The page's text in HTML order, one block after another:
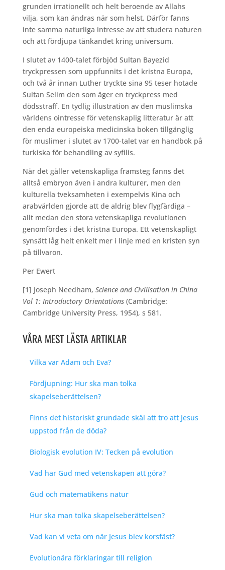
grunden irrationellt och helt beroende av Allahs
vilja, som kan ändras när som helst. Därför fanns
inte samma naturliga intresse av att studera naturen
och att fördjupa tänkandet kring universum.
I slutet av 1400-talet förbjöd Sultan Bayezid
tryckpressen som uppfunnits i det kristna Europa,
och två år innan Luther tryckte sina 95 teser hotade
Sultan Selim den som äger en tryckpress med
dödsstraff. En tydlig illustration av den muslimska
världens ointresse för vetenskaplig litteratur är att
den enda europeiska medicinska boken tillgänglig
för muslimer i slutet av 1700-talet var en handbok på
turkiska för behandling av syfilis.
När det gäller vetenskapliga framsteg fanns det
alltså embryon även i andra kulturer, men den
kulturella tveksamheten i exempelvis Kina och
arabvärlden gjorde att de aldrig blev flygfärdiga –
allt medan den stora vetenskapliga revolutionen
genomfördes i det kristna Europa. Ett vetenskapligt
synsätt låg helt enkelt mer i linje med en kristen syn
på tillvaron.
Per Ewert
[1] Joseph Needham, Science and Civilisation in China
Vol 1: Introductory Orientations (Cambridge:
Cambridge University Press, 1954), s 581.
VÅRA MEST LÄSTA ARTIKLAR
Vilka var Adam och Eva?
Fördjupning: Hur ska man tolka
skapelseberättelsen?
Finns det historiskt grundade skäl att tro att Jesus
uppstod från de döda?
Biologisk evolution IV: Tecken på evolution
Vad har Gud med vetenskapen att göra?
Gud och matematikens natur
Hur ska man tolka skapelseberättelsen?
Vad kan vi veta om när Jesus blev korsfäst?
Evolutionära förklaringar till religion